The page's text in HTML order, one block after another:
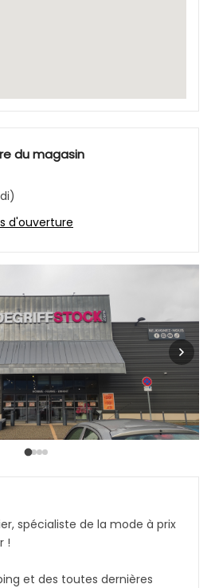
du magasin
d'ouverture
spécialiste de la mode à prix
!
et des toutes dernières